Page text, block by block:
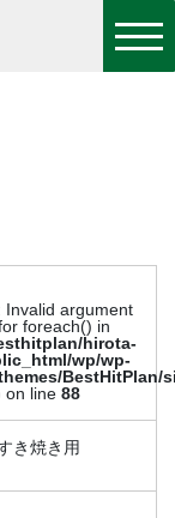
Invalid argument
foreach() in
hirota-
wp/wp-
BestHitPlan/
on line88
き焼き用